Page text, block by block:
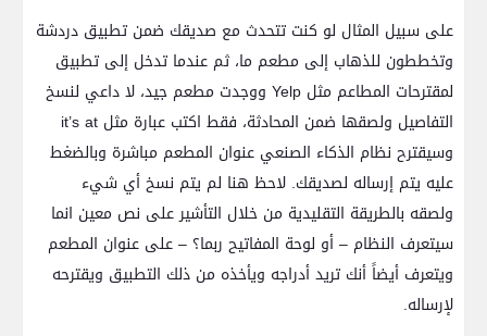
على سبيل المثال لو كنت تتحدث مع صديقك ضمن تطبيق دردشة
وتخططون للذهاب إلى مطعم ما، ثم عندما تدخل إلى تطبيق
لمقترحات المطاعم مثل Yelp ووجدت مطعم جيد، لا داعي لنسخ
التفاصيل ولصقها ضمن المحادثة، فقط اكتب عبارة مثل it’s at
وسيقترح نظام الذكاء الصنعي عنوان المطعم مباشرة وبالضغط
عليه يتم إرساله لصديقك. لاحظ هنا لم يتم نسخ أي شيء
ولصقه بالطريقة التقليدية من خلال التأشير على نص معين انما
سيتعرف النظام – أو لوحة المفاتيح ربما؟ – على عنوان المطعم
ويتعرف أيضاً أنك تريد أدراجه ويأخذه من ذلك التطبيق ويقترحه
لإرساله.